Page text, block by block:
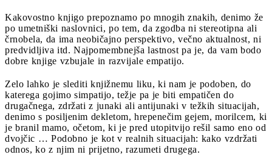
Kakovostno knjigo prepoznamo po mnogih znakih, denimo že
po umetniški naslovnici, po tem, da zgodba ni stereotipna ali
črnobela, da ima neobičajno perspektivo, večno aktualnost, ni
predvidljiva itd. Najpomembnejša lastnost pa je, da vam bodo
dobre knjige vzbujale in razvijale empatijo.
Zelo lahko je slediti knjižnemu liku, ki nam je podoben, do
katerega gojimo simpatijo, težje pa je biti empatičen do
drugačnega, zdržati z junaki ali antijunaki v težkih situacijah,
denimo s posiljenim dekletom, hrepenečim gejem, morilcem, ki
je branil mamo, očetom, ki je pred utopitvijo rešil samo eno od
dvojčic … Podobno je kot v realnih situacijah: kako vzdržati
odnos, ko z njim ni prijetno, razumeti drugega.